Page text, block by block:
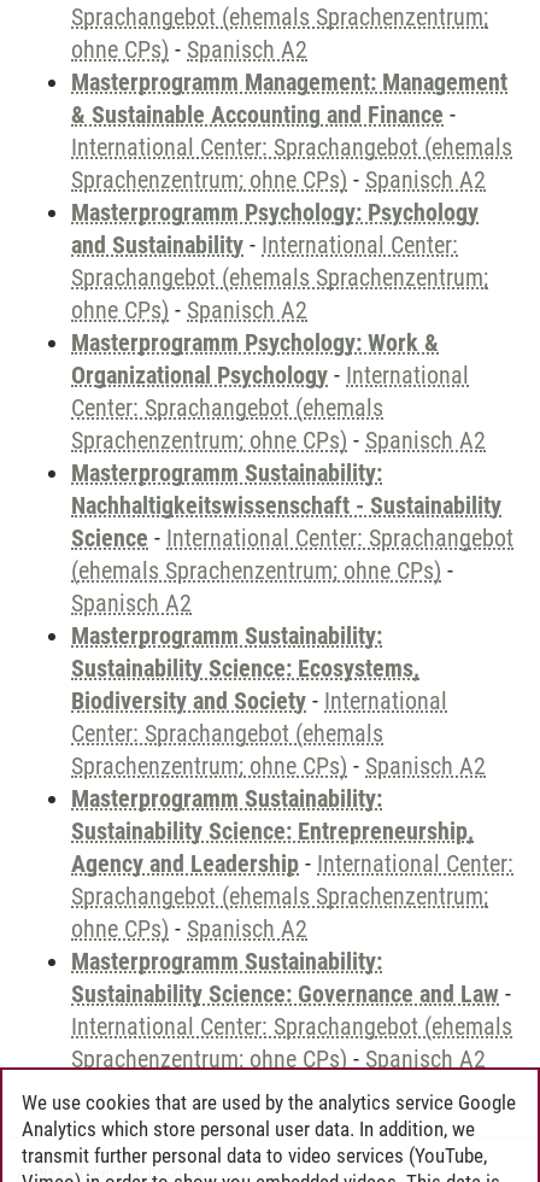
Sprachangebot (ehemals Sprachenzentrum;
ohne CPs) - Spanisch A2
Masterprogramm Management: Management
& Sustainable Accounting and Finance -
International Center: Sprachangebot (ehemals
Sprachenzentrum; ohne CPs) - Spanisch A2
Masterprogramm Psychology: Psychology
and Sustainability - International Center:
Sprachangebot (ehemals Sprachenzentrum;
ohne CPs) - Spanisch A2
Masterprogramm Psychology: Work &
Organizational Psychology - International
Center: Sprachangebot (ehemals
Sprachenzentrum; ohne CPs) - Spanisch A2
Masterprogramm Sustainability:
Nachhaltigkeitswissenschaft - Sustainability
Science - International Center: Sprachangebot
(ehemals Sprachenzentrum; ohne CPs) -
Spanisch A2
Masterprogramm Sustainability:
Sustainability Science: Ecosystems,
Biodiversity and Society - International
Center: Sprachangebot (ehemals
Sprachenzentrum; ohne CPs) - Spanisch A2
Masterprogramm Sustainability:
Sustainability Science: Entrepreneurship,
Agency and Leadership - International Center:
Sprachangebot (ehemals Sprachenzentrum;
ohne CPs) - Spanisch A2
Masterprogramm Sustainability:
Sustainability Science: Governance and Law -
International Center: Sprachangebot (ehemals
Sprachenzentrum; ohne CPs) - Spanisch A2
Andreea Tribel 30.06.2024
We use cookies that are used by the analytics service Google
Analytics which store personal user data. In addition, we
transmit further personal data to video services (YouTube,